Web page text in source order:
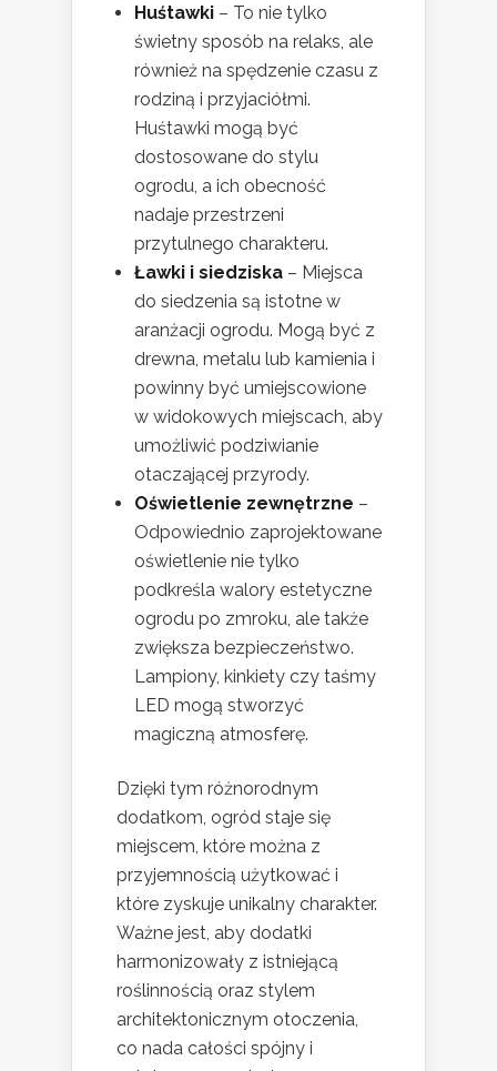
Huśtawki – To nie tylko
świetny sposób na relaks, ale
również na spędzenie czasu z
rodziną i przyjaciółmi.
Huśtawki mogą być
dostosowane do stylu
ogrodu, a ich obecność
nadaje przestrzeni
przytulnego charakteru.
Ławki i siedziska – Miejsca
do siedzenia są istotne w
aranżacji ogrodu. Mogą być z
drewna, metalu lub kamienia i
powinny być umiejscowione
w widokowych miejscach, aby
umożliwić podziwianie
otaczającej przyrody.
Oświetlenie zewnętrzne –
Odpowiednio zaprojektowane
oświetlenie nie tylko
podkreśla walory estetyczne
ogrodu po zmroku, ale także
zwiększa bezpieczeństwo.
Lampiony, kinkiety czy taśmy
LED mogą stworzyć
magiczną atmosferę.
Dzięki tym różnorodnym
dodatkom, ogród staje się
miejscem, które można z
przyjemnością użytkować i
które zyskuje unikalny charakter.
Ważne jest, aby dodatki
harmonizowały z istniejącą
roślinnością oraz stylem
architektonicznym otoczenia,
co nada całości spójny i